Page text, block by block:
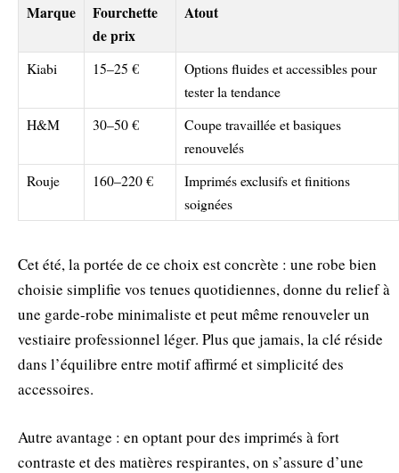
Marque
Fourchette
de prix
Atout
Kiabi 15–25 €
Options fluides et accessibles pour
tester la tendance
H&M
30–50 €
Coupe travaillée et basiques
renouvelés
Rouje
160–220 €
Imprimés exclusifs et finitions
soignées
Cet été, la portée de ce choix est concrète : une robe bien
choisie simplifie vos tenues quotidiennes, donne du relief à
une garde-robe minimaliste et peut même renouveler un
vestiaire professionnel léger. Plus que jamais, la clé réside
dans l’équilibre entre motif affirmé et simplicité des
accessoires.
Autre avantage : en optant pour des imprimés à fort
contraste et des matières respirantes, on s’assure d’une